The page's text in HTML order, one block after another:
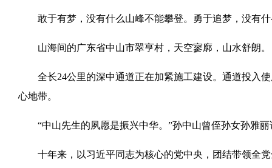
敢于有梦，没有什么山峰不能攀登。勇于追梦，没有什
山海间的广东省中山市翠亨村，天空寥廓，山水舒朗。
全长24公里的深中通道正在加紧施工建设。通道投入使
心地带。
“中山先生的夙愿是振兴中华。”孙中山曾侄孙女孙雅丽
十年来，以习近平同志为核心的党中央，团结带领全党